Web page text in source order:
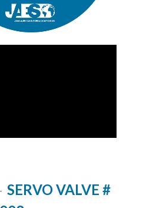
SERVO VALVE #